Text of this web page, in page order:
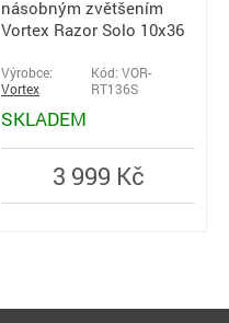
násobným zvětšením
Vortex Razor Solo 10x36
Výrobce:
Vortex
Kód: VOR-
RT136S
SKLADEM
3 999 Kč